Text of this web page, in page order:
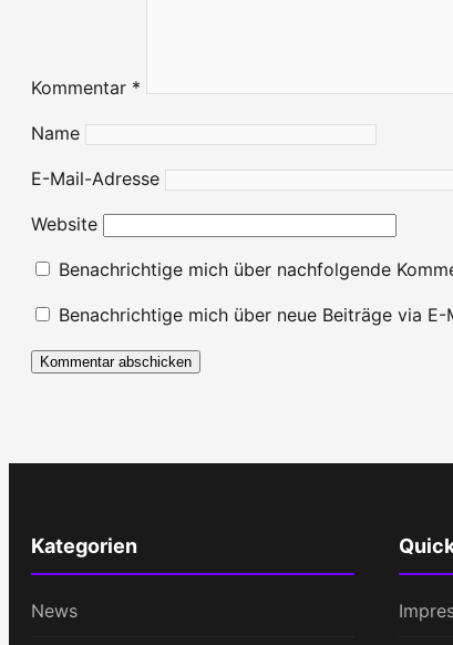
Kommentar *
Name
E-Mail-Adresse
Website
Benachrichtige mich über nachfolgende
Benachrichtige mich über neue Beiträge via E-
Kategorien
News